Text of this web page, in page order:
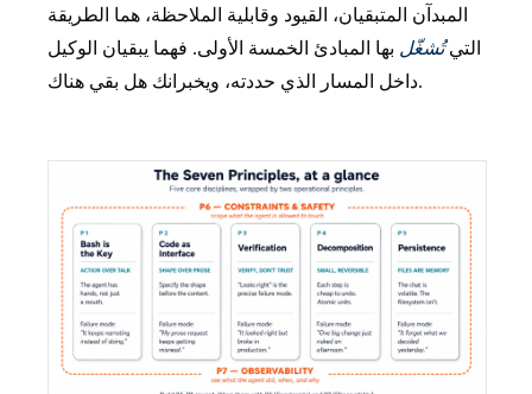
المبدآن المتبقيان، القيود وقابلية الملاحظة، هما الطريقة
التيتُشغّل بها المبادئ الخمسة الأولى. فهما يبقيان الوكيل
داخل المسار الذي حددته، ويخبرانك هل بقي هناك.